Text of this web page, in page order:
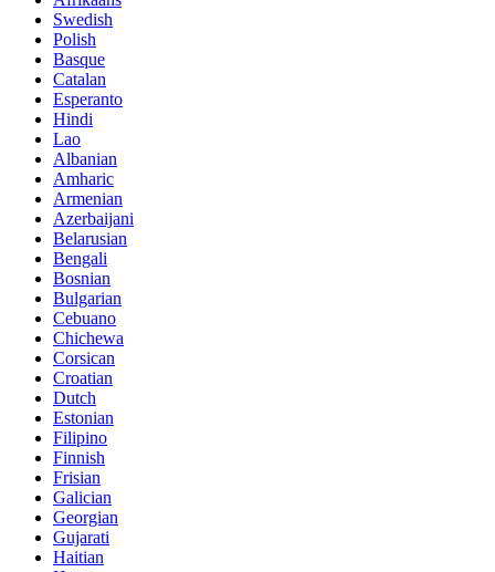
Swedish
Polish
Basque
Catalan
Esperanto
Hindi
Lao
Albanian
Amharic
Armenian
Azerbaijani
Belarusian
Bengali
Bosnian
Bulgarian
Cebuano
Chichewa
Corsican
Croatian
Dutch
Estonian
Filipino
Finnish
Frisian
Galician
Georgian
Gujarati
Haitian